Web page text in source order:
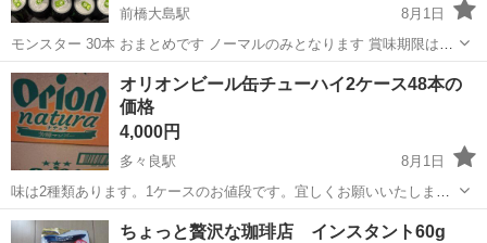
前橋大島駅
8月1日
モンスター 30本 おまとめです ノーマルのみとなります 賞味期限は
2028年4月 早めにお取引できる方優先でお願いします 詳細は写真を確
認してください お渡しはビニール袋に入れた状態となります
群馬 前橋市 前橋大島駅 食品 モンスター
オリオンビール缶チューハイ2ケース48本の
価格
4,000円
多々良駅
8月1日
味は2種類あります。1ケースのお値段です。宜しくお願いいたしま
す。
群馬 邑楽郡 多々良駅 食品 缶チューハイ
ちょっと贅沢な珈琲店 インスタント60g